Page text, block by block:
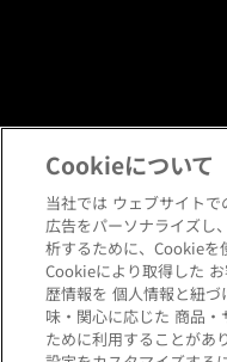
プ
Cookieについて
当社では ウェブサイト
広告をパーソナライズし
析するために、Cookieを
Cookieにより取得した
歴情報を 個人情報と紐
味・関心に応じた 商品
ために利用することがあ